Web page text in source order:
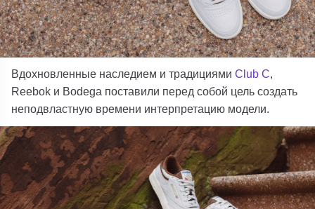
Вдохновленные наследием и традициямиClub C,
Reebok и Bodega поставили перед собой цель создать
неподвластную времени интерпретацию модели.